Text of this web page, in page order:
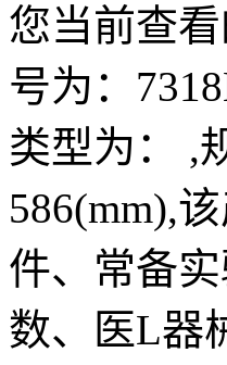
您当前查
号为：
类型为： ,
586(mm),
件、常备
数、医L器